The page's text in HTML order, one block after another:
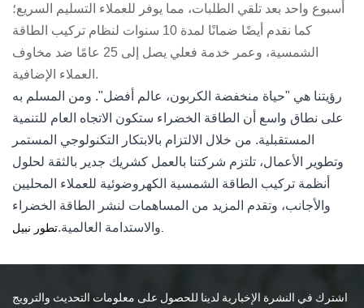
أسبوع واحد بعد تلقي الطلبات، مما يوفر للعملاء التسليم السريع؛
كما نقدم أيضًا ضمانًا لمدة 10 سنوات لنظام تركيب الطاقة
الشمسية، وعمر خدمة فعلي يصل إلى 25 عامًا ضد مخاوف
العملاء الإضافية.
رؤيتنا هي "حياة منخفضة الكربون، عالم أفضل". ومن المسلم به
على نطاق واسع أن الطاقة الخضراء ستكون الاتجاه العام للتنمية
المستقبلية. من خلال الالتزام بالابتكار التكنولوجي المستمر
وتطوير الأعمال، تلتزم شركتنا بالعمل كشريك جدير بالثقة لحلول
أنظمة تركيب الطاقة الشمسية الكهروضوئية للعملاء المحليين
والأجانب، وتقدم المزيد من المساهمات لنشر الطاقة الخضراء
والاستدامة العالمية.
اشترك في النشرة الإخبارية لدينا للحصول على معلومات التحديث والترويج